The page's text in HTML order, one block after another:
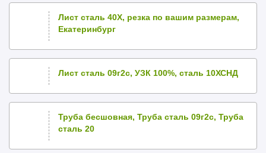
Лист сталь 40Х, резка по вашим размерам,
Екатеринбург
Лист сталь 09г2с, УЗК 100%, сталь 10ХСНД
Труба бесшовная, Труба сталь 09г2с, Труба
сталь 20